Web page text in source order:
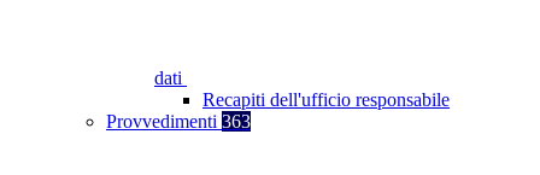
dati
Recapiti dell'ufficio responsabile
Provvedimenti 363